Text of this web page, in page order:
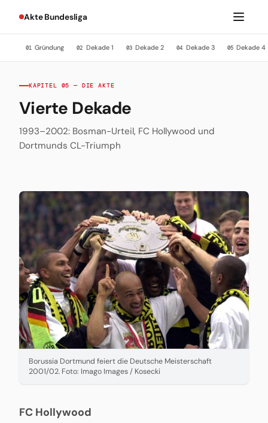
Akte Bundesliga
01 Gründung 02 Dekade 1 03 Dekade 2 04 Dekade 3 05 Dekade 4
KAPITEL 05 — DIE AKTE
Vierte Dekade
1993–2002: Bosman-Urteil, FC Hollywood und
Dortmunds CL-Triumph
Borussia Dortmund feiert die Deutsche Meisterschaft
2001/02. Foto: Imago Images / Kosecki
FC Hollywood